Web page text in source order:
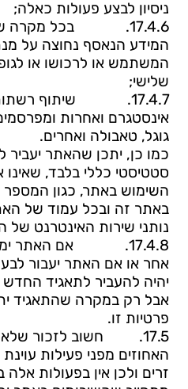
ניסיון לבצע פעולות כאלה;
17.4.6.
בכל מקרה
המידע הנאסף נחוצה על
המשתמש או לרכושו או
שלישי;
17.4.7.
שיתוף
אינסטגרם ואחרות
גוגל, טאבולה ואחרים.
כמו כן, יתכן שהאתר יעביר
סטטיסטי כללי בלבד, שאינו
השימוש באתר, כגון
באתר זה ובכל עמוד של
נותני שירות האינטרנט
17.4.8.
אם האתר
אחר או אם האתר יעבור ל
יהיה להעביר לתאגיד
אבל רק במקרה שהתאגיד
פרטיות זו.
17.5.
חשוב לזכור
האחוזים מפני פעילות
זרים ולכן אין בפעולות